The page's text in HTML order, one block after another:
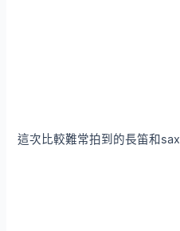
這次比較難常拍到的長笛和sax